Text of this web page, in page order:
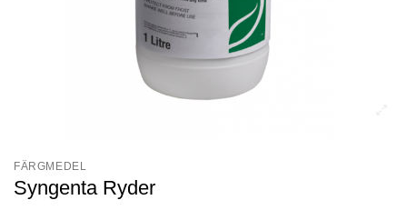
FÄRGMEDEL
Syngenta Ryder